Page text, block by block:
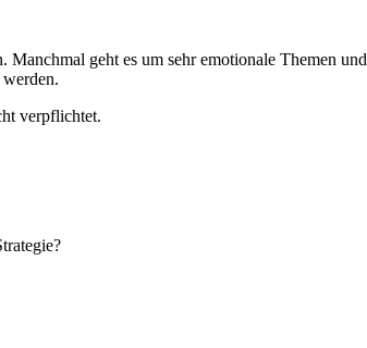
geht es um sehr emotionale Themen
verpflichtet.